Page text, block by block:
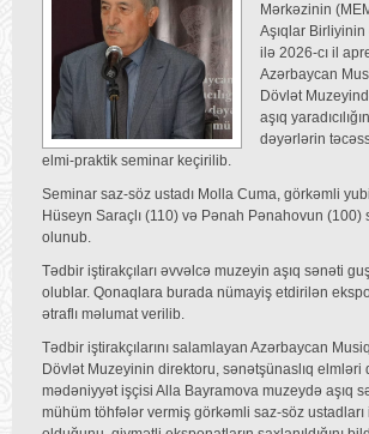
Mərkəzinin
Aşıqlar Birliyinin
ilə 2026-cı il
Azərbaycan
Dövlət
aşıq
dəyərlərin
elmi-praktik seminar keçirilib.
Seminar saz-söz ustadı Molla Cuma, görkəmli
Hüseyn Saraçlı (110) və Pənah Pənahovun (100)
olunub.
Tədbir iştirakçıları əvvəlcə muzeyin aşıq sənəti
olublar. Qonaqlara burada nümayiş etdirilən
ətraflı məlumat verilib.
Tədbir iştirakçılarını salamlayan Azərbaycan
Dövlət Muzeyinin direktoru, sənətşünaslıq
mədəniyyət işçisi Alla Bayramova muzeydə aşıq
mühüm töhfələr vermiş görkəmli saz-söz ustadları